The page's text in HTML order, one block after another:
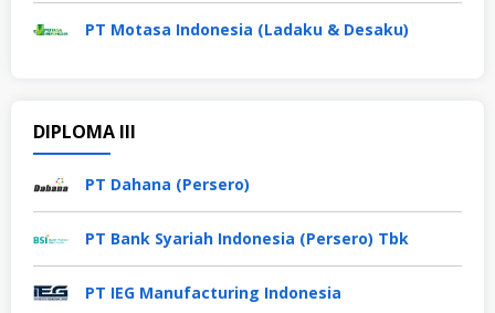
PT Motasa Indonesia (Ladaku & Desaku)
DIPLOMA III
PT Dahana (Persero)
PT Bank Syariah Indonesia (Persero) Tbk
PT IEG Manufacturing Indonesia